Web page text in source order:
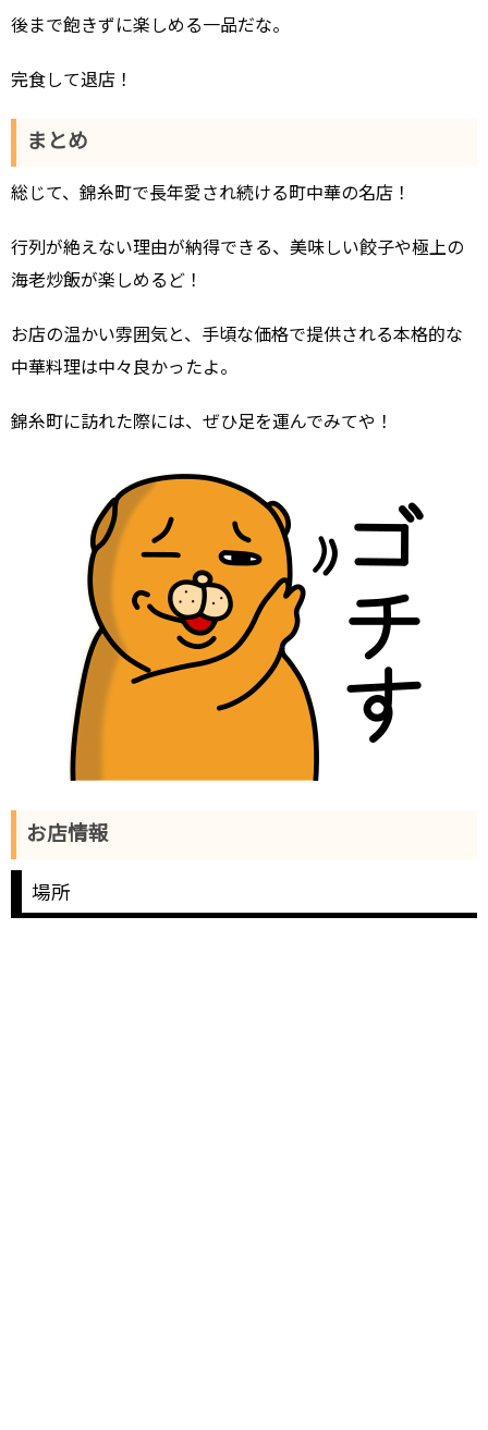
後まで飽きずに楽しめる一品だな。
完食して退店！
まとめ
総じて、錦糸町で長年愛され続ける町中華の名店！
行列が絶えない理由が納得できる、美味しい餃子や極上の
海老炒飯が楽しめるど！
お店の温かい雰囲気と、手頃な価格で提供される本格的な
中華料理は中々良かったよ。
錦糸町に訪れた際には、ぜひ足を運んでみてや！
お店情報
場所